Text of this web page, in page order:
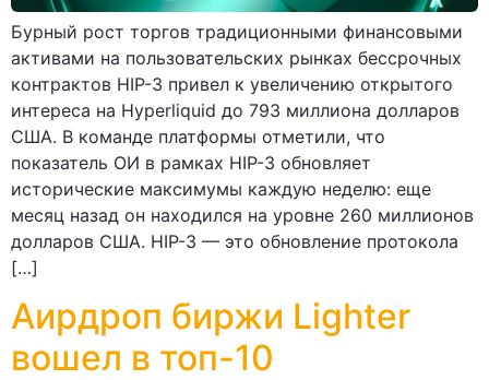
Бурный рост торгов традиционными финансовыми
активами на пользовательских рынках бессрочных
контрактов HIP-3 привел к увеличению открытого
интереса на Hyperliquid до 793 миллиона долларов
США. В команде платформы отметили, что
показатель ОИ в рамках HIP-3 обновляет
исторические максимумы каждую неделю: еще
месяц назад он находился на уровне 260 миллионов
долларов США. HIP-3 — это обновление протокола
[…]
Аирдроп биржи Lighter
вошел в топ-10